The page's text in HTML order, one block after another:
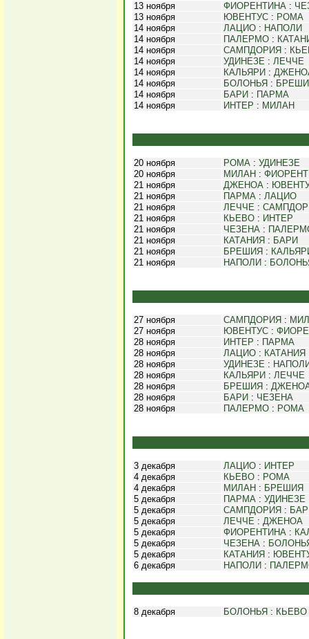
13 ноября ФИОРЕНТИНА :
13 ноября
ЮВЕНТУС : РОМА
14 ноября
ЛАЦИО : НАПОЛИ
14 ноября
ПАЛЕРМО :
14 ноября
САМПДОРИЯ :
14 ноября
УДИНЕЗЕ : ЛЕЧЧЕ
14 ноября
КАЛЬЯРИ :
14 ноября
БОЛОНЬЯ :
14 ноября
БАРИ : ПАРМА
14 ноября
ИНТЕР : МИЛАН
20 ноября РОМА : УДИНЕЗЕ
20 ноября
МИЛАН :
21 ноября
ДЖЕНОА :
21 ноября
ПАРМА : ЛАЦИО
21 ноября
ЛЕЧЧЕ :
21 ноября
КЬЕВО : ИНТЕР
21 ноября
ЧЕЗЕНА :
21 ноября
КАТАНИЯ : БАРИ
21 ноября
БРЕШИЯ :
21 ноября
НАПОЛИ :
27 ноября САМПДОРИЯ :
27 ноября
ЮВЕНТУС :
28 ноября
ИНТЕР : ПАРМА
28 ноября
ЛАЦИО : КАТАНИЯ
28 ноября
УДИНЕЗЕ :
28 ноября
КАЛЬЯРИ : ЛЕЧЧЕ
28 ноября
БРЕШИЯ :
28 ноября
БАРИ : ЧЕЗЕНА
28 ноября
ПАЛЕРМО : РОМА
3 декабря ЛАЦИО : ИНТЕР
4 декабря
КЬЕВО : РОМА
4 декабря
МИЛАН : БРЕШИЯ
5 декабря
ПАРМА : УДИНЕЗЕ
5 декабря
САМПДОРИЯ :
5 декабря
ЛЕЧЧЕ : ДЖЕНОА
5 декабря
ФИОРЕНТИНА :
5 декабря
ЧЕЗЕНА :
5 декабря
КАТАНИЯ :
6 декабря
НАПОЛИ :
8 декабря БОЛОНЬЯ : КЬЕВО